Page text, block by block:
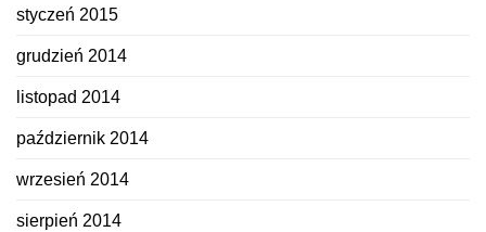
styczeń 2015
grudzień 2014
listopad 2014
październik 2014
wrzesień 2014
sierpień 2014